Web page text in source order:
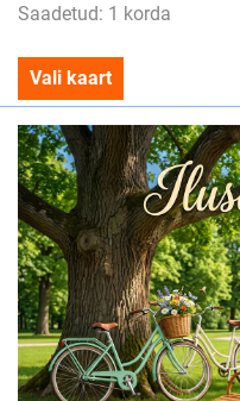
Saadetud: 1 korda
Vali kaart